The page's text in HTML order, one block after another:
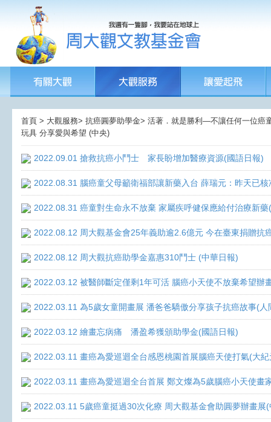
首頁 > 大觀服務> 抗癌圓夢助學金> 活著．就是勝利—不讓任何一位癌
玩具 分享愛與希望 (中央)
2022.09.01 搶救抗癌小鬥士 家長盼增加醫療資源(國語日報)
2022.08.31 腦癌童父母籲衛福部讓新藥入台 薛瑞元：昨天已
2022.08.31 癌童對生命永不放棄 家屬疾呼健保應給付治療新藥
2022.08.12 周大觀基金會25年義助逾2.6億元 今在臺東捐贈抗
2022.08.12 周大觀抗癌助學金嘉惠310鬥士 (中華日報)
2022.03.12 被醫師斷定僅剩1年可活 腦癌小天使不放棄希望辦
2022.03.11 為5歲女童開畫展 潘爸爸驕傲分享孩子抗癌故事(人
2022.03.12 繪畫忘病痛 潘盈希獲頒助學金(國語日報)
2022.03.11 畫癌為愛巡迴全台感恩桃園首展腦癌天使打氣(大紀
2022.03.11 畫癌為愛巡迴全台首展 鄭文燦為5歲腦癌小天使畫
2022.03.11 5歲癌童挺過30次化療 周大觀基金會助圓夢辦畫展